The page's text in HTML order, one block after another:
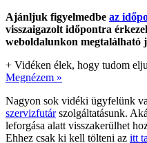
Ajánljuk figyelmedbe az
visszaigazolt időpontra
weboldalunkon megtalálható
+ Vidéken élek, hogy tudom
Megnézem »
Nagyon sok vidéki ügyfelünk
szervizfutárszolgáltatásunk.
leforgása alatt visszakerülhet
Ehhez csak ki kell tölteni az itt